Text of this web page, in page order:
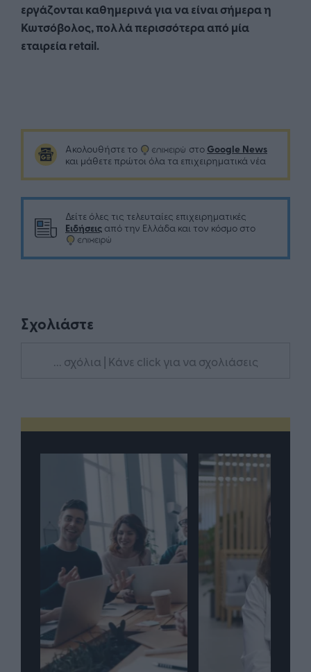
εργάζονται καθημερινά για να είναι σήμερα η
Κωτσόβολος, πολλά περισσότερα από μία
εταιρείαretail.
Ακολουθήστε το στο Google News
και μάθετε πρώτοι όλα τα επιχειρηματικά νέα
Δείτε όλες τις τελευταίες επιχειρηματικές
Ειδήσεις από την Ελλάδα και τον κόσμο στο
Σχολιάστε
... σχόλια | Κάνε click για να σχολιάσεις